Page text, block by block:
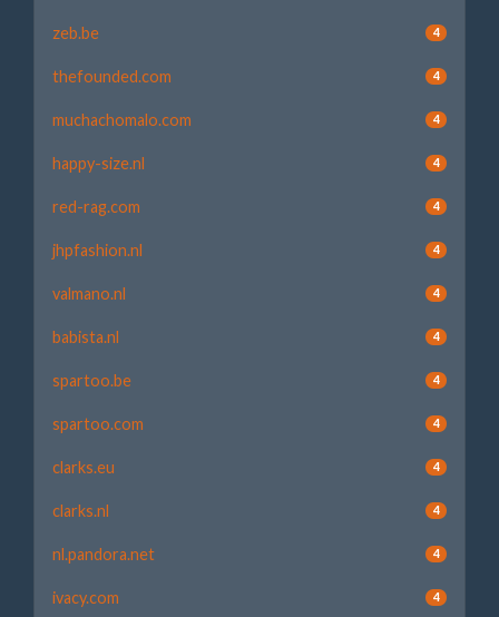
zeb.be 4
thefounded.com 4
muchachomalo.com 4
happy-size.nl 4
red-rag.com 4
jhpfashion.nl 4
valmano.nl 4
babista.nl 4
spartoo.be 4
spartoo.com 4
clarks.eu 4
clarks.nl 4
nl.pandora.net 4
ivacy.com 4